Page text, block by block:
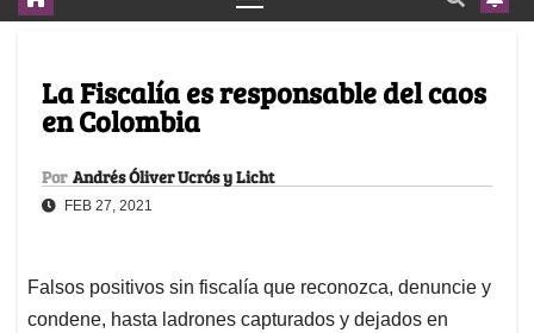
La Fiscalía es responsable del caos
en Colombia
Por Andrés Óliver Ucrós y Licht
FEB 27, 2021
Falsos positivos sin fiscalía que reconozca, denuncie y
condene, hasta ladrones capturados y dejados en